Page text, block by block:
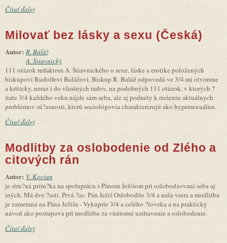
Čítať ďalej
Milovať bez lásky a sexu (Česká)
Autor: R. Baláž
A. Štiavnický
111 otázok redaktora A. Štiavnického o sexe, láske a erotike položených
biskupovi Rudolfovi Balážovi. Biskup R. Baláž odpovedá ve 3/4 mi otvorene
a kriticky, neraz i do vlastných radov, na podobných 111 otázok, v ktorých ?
itate 3/4 každého veku nájde sám seba, ale aj podnety k riešeniu aktuálnych
problémov sú?asnosti, ktorú sociológovia charakterizujú ako hypersexuálnu.
Čítať ďalej
Modlitby za oslobodenie od Zlého a
citových rán
Autor: V. Kocian
je stru?ná príru?ka na spoluprácu s Pánom Ježišom pri oslobodzovaní seba aj
iných. Má dve ?asti. Prvá ?as: Pán Ježiš Oslobodite 3/4 a naša viera a modlitba
je zameraná na Pána Ježiša - Vykupite 3/4 a celého ?loveka a na praktický
návod ako postupova pri modlitbe za vnútorné uzdravenie a oslobodenie.
Čítať ďalej